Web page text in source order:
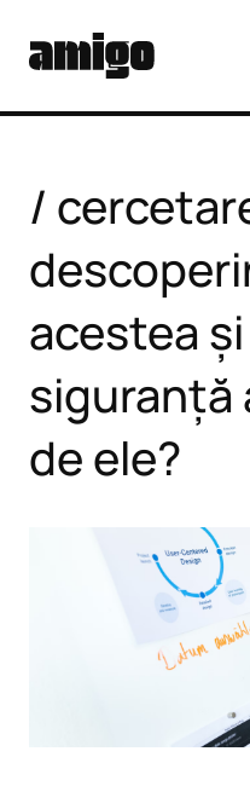
acestea
siguranță
de ele?